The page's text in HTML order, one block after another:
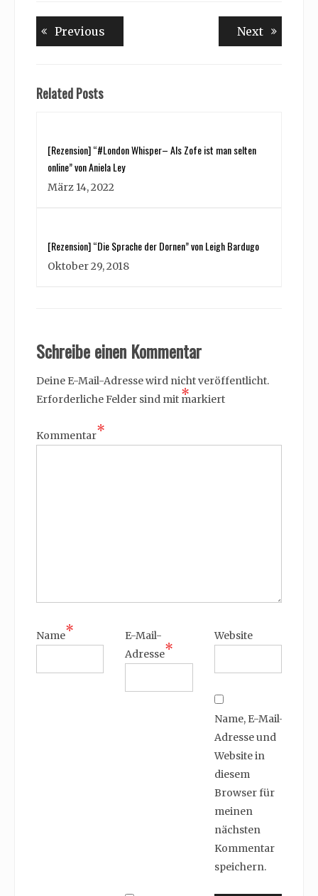
Beitragsnavigation
Previous NextNext
Related Posts
[Rezension] “#London Whisper– Als Zofe ist man selten
online” von Aniela Ley
März 14, 2022
[Rezension] “Die Sprache der Dornen” von Leigh Bardugo
Oktober 29, 2018
Schreibe einen Kommentar
Deine E-Mail-Adresse wird nicht veröffentlicht.
Erforderliche Felder sind mit *
markiert
Kommentar*
Name*
E-Mail-
Adresse*
Website
Name, E-Mail-
Adresse und
Website in
diesem
Browser für
meinen
nächsten
Kommentar
speichern.